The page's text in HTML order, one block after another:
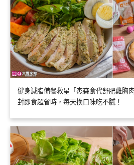
健身減脂備餐救星「杰森食代舒肥雞胸
封即食超省時，每天換口味吃不膩！